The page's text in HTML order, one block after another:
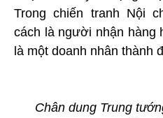
Trong chiến tranh Nội
cách là người nhận hàng
là một doanh nhân thành
Chân dung Trung